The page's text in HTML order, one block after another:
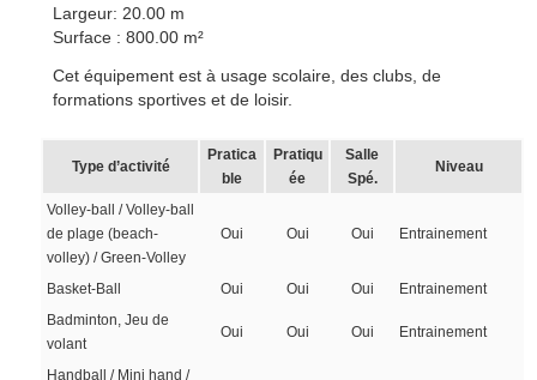
Largeur: 20.00 m
Surface : 800.00 m²
Cet équipement est à usage scolaire, des clubs, de
formations sportives et de loisir.
Type d’activité
Pratica
ble
Pratiqu
ée
Salle
Spé.
Niveau
Volley-ball / Volley-ball
de plage (beach-
volley) / Green-Volley
Oui Oui Oui Entrainement
Basket-Ball Oui Oui Oui
Entrainement
Badminton, Jeu de
volant
Oui Oui Oui Entrainement
Handball / Mini hand /